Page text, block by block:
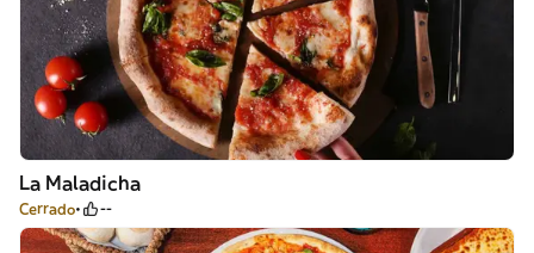
La Maladicha
Cerrado --